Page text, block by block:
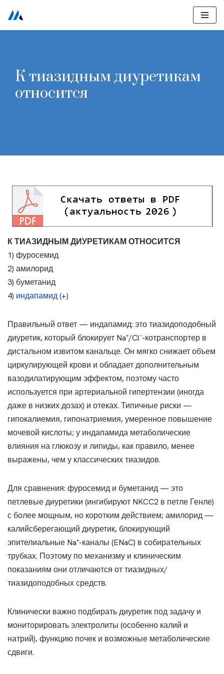
Перейти
К тиазидным диуретикам
относится
К ТИАЗИДНЫМ ДИУРЕТИКАМ ОТНОСИТСЯ
1) фуросемид
2) амилорид
3) буметанид
4) индапамид (+)
Правильный ответ — индапамид: это тиазидоподобный
диуретик, который блокирует Na⁺/Cl⁻-котранспортер в
дистальном извитом канальце. Он мягко снижает объем
циркулирующей крови и обладает дополнительным
вазодилатирующим эффектом, поэтому часто
используется при артериальной гипертензии (иногда
даже в низких дозах) и отеках. Типичные риски —
гипокалиемия, гипонатриемия, умеренное повышение
мочевой кислоты; у индапамида метаболические
влияния на глюкозу и липиды, как правило, менее
выражены, чем у классических тиазидов.
Для сравнения: фуросемид и буметанид — это
петлевые диуретики (ингибируют NKCC2 в петле Генле)
с более мощным, но коротким действием; амилорид —
калийсберегающий диуретик, блокирующий
эпителиальные Na⁺-каналы (ENaC) в собирательных
трубках. Поэтому по механизму и клиническим
показаниям они отличаются от тиазидных/
тиазидоподобных средств.
Клинически важно подбирать диуретик под задачу и
мониторировать электролиты (особенно калий и
натрий), функцию почек и возможные метаболические
сдвиги.